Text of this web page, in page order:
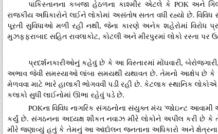
પાકિસ્તાનના કબજા હેઠળના કાશ્મીર એટલે કે POK અને
રાજકીય અધિકારોને લઈને લોકોમાં અસંતોષ સતત વધી રહ્યો છે.
પૂરતી સુવિધાઓ મળી રહી નથી, જેના કારણે અનેક શહેરોમાં વિરોધ
મુઝફ્ફરાબાદ સહિત રાવલાકોટ, કોટલી અને મીરપુરમાં લોકો રસ્તા
પ્રદર્શનકારીઓનું કહેવું છે કે આ વિસ્તારમાં મોંઘવારી,
અભાવ જેવી સમસ્યાઓ લાંબા સમયથી યથાવત છે. તેમનો આક્ષેપ છે
મેળવવા માટે ભારે હાલાકી ભોગવવી પડી રહી છે. કેટલાક સ્થાનિક
કલાકો સુધી લાઈનોમાં ઊભા રહેવું પડે છે.
POKના વિવિધ નાગરિક સંગઠનોના સંયુક્ત મંચ 'જોઇન્ટ
કર્યું છે. સંગઠનના અધ્યક્ષ શૌકત નવાઝ મીરે લોકોને અપીલ કરી
મીરે જણાવ્યું હતું કે તેમનું આ આંદોલન જનતાના અધિકારો અને ક્ષેત્રના